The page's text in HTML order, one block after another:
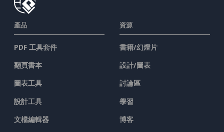
產品
PDF 工具套件
翻頁書本
圖表工具
設計工具
文檔編輯器
資源
書籍/幻燈片
設計/圖表
討論區
學習
博客